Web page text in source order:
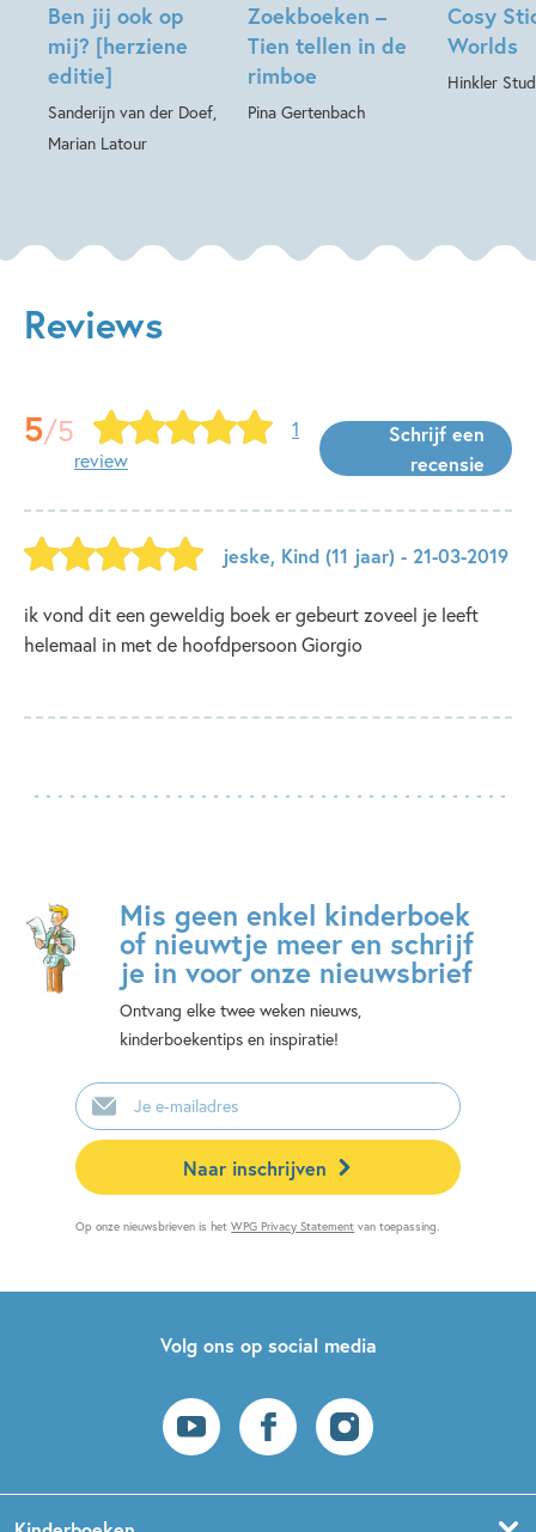
Ben jij ook op
mij? [herziene
editie]
Sanderijn van der Doef,
Marian Latour
Zoekboeken –
Tien tellen in de
rimboe
Pina Gertenbach
Cosy
Worlds
Hinkler
Reviews
5/5
1
review
Schrijf een
recensie
jeske, Kind (11 jaar) - 21-03-2019
ik vond dit een geweldig boek er gebeurt zoveel je leeft
helemaal in met de hoofdpersoon Giorgio
Mis geen enkel kinderboek
of nieuwtje meer en schrijf
je in voor onze nieuwsbrief
Ontvang elke twee weken nieuws,
kinderboekentips en inspiratie!
E-
mailadres
Naar inschrijven
Op onze nieuwsbrieven is hetWPG Privacy Statement van toepassing.
Volg ons op social media